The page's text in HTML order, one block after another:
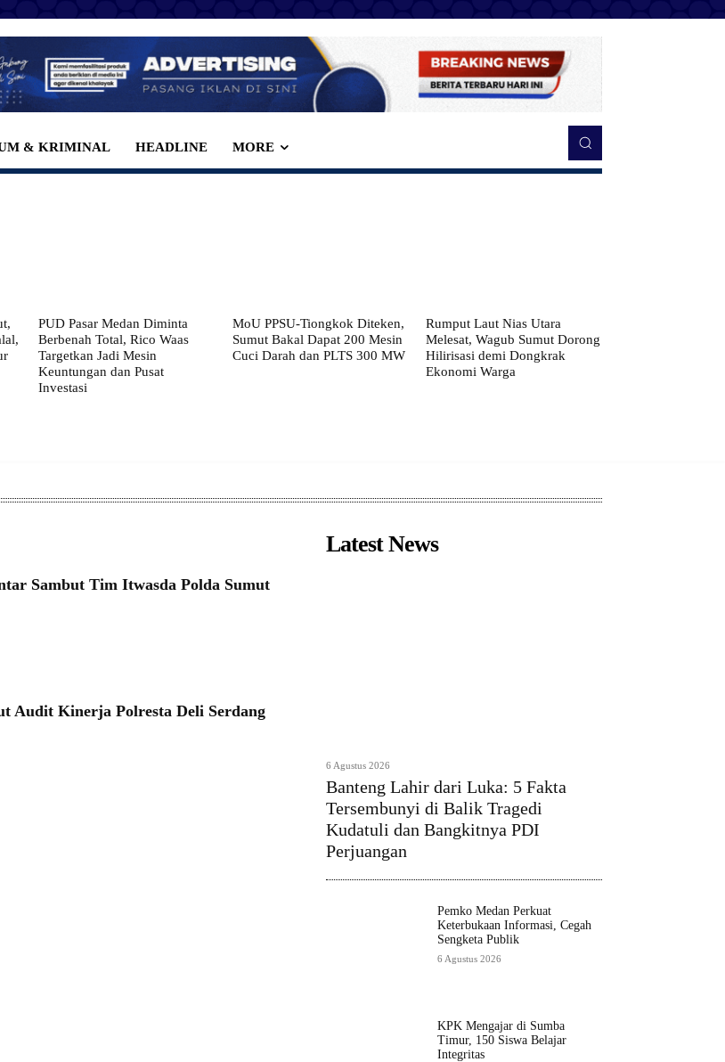
& KRIMINAL HEADLINE MORE
PUD Pasar Medan Diminta
Berbenah Total, Rico Waas
Targetkan Jadi Mesin
Keuntungan dan Pusat
Investasi
MoU PPSU-Tiongkok Diteken,
Sumut Bakal Dapat 200 Mesin
Cuci Darah dan PLTS 300 MW
Rumput Laut Nias Utara
Melesat, Wagub Sumut Dorong
Hilirisasi demi Dongkrak
Ekonomi Warga
Sambut Tim Itwasda Polda Sumut
Audit Kinerja Polresta Deli Serdang
Latest News
6 Agustus 2026
Banteng Lahir dari Luka: 5 Fakta
Tersembunyi di Balik Tragedi
Kudatuli dan Bangkitnya PDI
Perjuangan
Pemko Medan Perkuat
Keterbukaan Informasi, Cegah
Sengketa Publik
6 Agustus 2026
KPK Mengajar di Sumba
Timur, 150 Siswa Belajar
Integritas